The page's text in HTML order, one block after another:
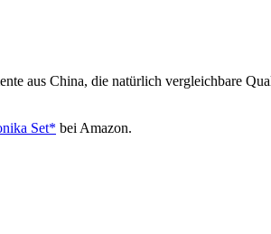
aus China, die natürlich vergleichbare
Set* bei Amazon.